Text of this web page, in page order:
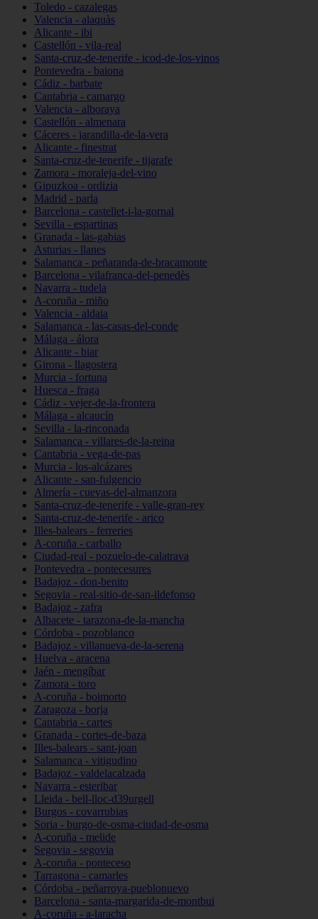
Toledo - cazalegas
Valencia - alaquàs
Alicante - ibi
Castellón - vila-real
Santa-cruz-de-tenerife - icod-de-los-vinos
Pontevedra - baiona
Cádiz - barbate
Cantabria - camargo
Valencia - alboraya
Castellón - almenara
Cáceres - jarandilla-de-la-vera
Alicante - finestrat
Santa-cruz-de-tenerife - tijarafe
Zamora - moraleja-del-vino
Gipuzkoa - ordizia
Madrid - parla
Barcelona - castellet-i-la-gornal
Sevilla - espartinas
Granada - las-gabias
Asturias - llanes
Salamanca - peñaranda-de-bracamonte
Barcelona - vilafranca-del-penedès
Navarra - tudela
A-coruña - miño
Valencia - aldaia
Salamanca - las-casas-del-conde
Málaga - álora
Alicante - biar
Girona - llagostera
Murcia - fortuna
Huesca - fraga
Cádiz - vejer-de-la-frontera
Málaga - alcaucín
Sevilla - la-rinconada
Salamanca - villares-de-la-reina
Cantabria - vega-de-pas
Murcia - los-alcázares
Alicante - san-fulgencio
Almería - cuevas-del-almanzora
Santa-cruz-de-tenerife - valle-gran-rey
Santa-cruz-de-tenerife - arico
Illes-balears - ferreries
A-coruña - carballo
Ciudad-real - pozuelo-de-calatrava
Pontevedra - pontecesures
Badajoz - don-benito
Segovia - real-sitio-de-san-ildefonso
Badajoz - zafra
Albacete - tarazona-de-la-mancha
Córdoba - pozoblanco
Badajoz - villanueva-de-la-serena
Huelva - aracena
Jaén - mengíbar
Zamora - toro
A-coruña - boimorto
Zaragoza - borja
Cantabria - cartes
Granada - cortes-de-baza
Illes-balears - sant-joan
Salamanca - vitigudino
Badajoz - valdelacalzada
Navarra - esteribar
Lleida - bell-lloc-d39urgell
Burgos - covarrubias
Soria - burgo-de-osma-ciudad-de-osma
A-coruña - melide
Segovia - segovia
A-coruña - ponteceso
Tarragona - camarles
Córdoba - peñarroya-pueblonuevo
Barcelona - santa-margarida-de-montbui
A-coruña - a-laracha